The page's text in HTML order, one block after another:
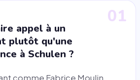
01
appel à un
plutôt qu'une
à Schulen ?